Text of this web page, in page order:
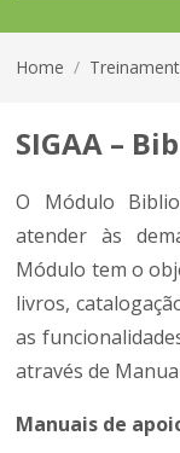
Home /
SIGAA –
O Módulo
atender às
Módulo tem o
livros,
as
através de
Manuais de